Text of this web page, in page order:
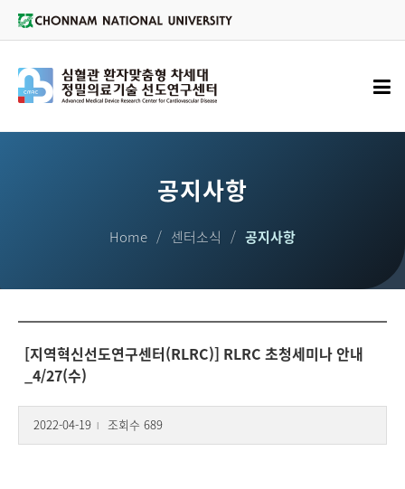
공지사항
Home 센터소식 공지사항
[지역혁신선도연구센터(RLRC)] RLRC 초청세미나 안내
_4/27(수)
2022-04-19 l 조회수 689